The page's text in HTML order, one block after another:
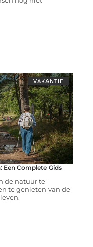
VAKANTIE
Een Complete Gids
de natuur te
te genieten van de